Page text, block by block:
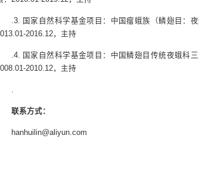
.3. 国家自然科学基金项目：中国瘤蛾族（鳞翅目：
2016.12，主持
.4. 国家自然科学基金项目：中国鳞翅目传统夜蛾科
2010.12，主持
.
联系方式：
hanhuilin@aliyun.com